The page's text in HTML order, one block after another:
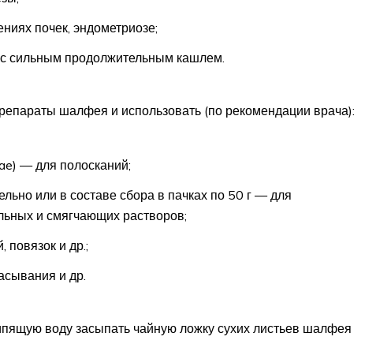
почек, эндометриозе;
сильным продолжительным кашлем.
шалфея и использовать (по рекомендации врача):
— для полосканий;
или в составе сбора в пачках по 50 г — для
и смягчающих растворов;
и др.;
и др.
воду засыпать чайную ложку сухих листьев шалфея